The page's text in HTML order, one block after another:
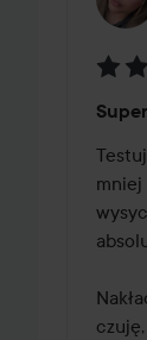
5
z
5
mniej